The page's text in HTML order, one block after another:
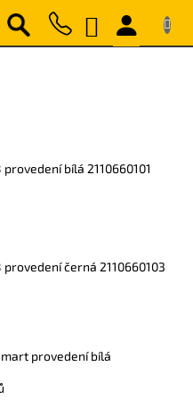
NÁKUPNÍ
KOŠÍK
bílá 2110660101
černá 2110660103
provedení bílá